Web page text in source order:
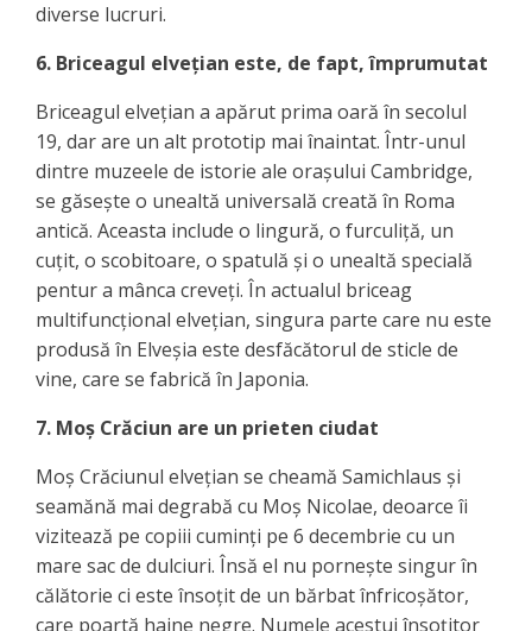
diverse lucruri.
6. Briceagul elvețian este, de fapt, împrumutat
Briceagul elvețian a apărut prima oară în secolul
19, dar are un alt prototip mai înaintat. Într-unul
dintre muzeele de istorie ale orașului Cambridge,
se găsește o unealtă universală creată în Roma
antică. Aceasta include o lingură, o furculiță, un
cuțit, o scobitoare, o spatulă și o unealtă specială
pentur a mânca creveți. În actualul briceag
multifuncțional elvețian, singura parte care nu este
produsă în Elveșia este desfăcătorul de sticle de
vine, care se fabrică în Japonia.
7. Moș Crăciun are un prieten ciudat
Moș Crăciunul elvețian se cheamă Samichlaus și
seamănă mai degrabă cu Moș Nicolae, deoarce îi
vizitează pe copiii cuminți pe 6 decembrie cu un
mare sac de dulciuri. Însă el nu pornește singur în
călătorie ci este însoțit de un bărbat înfricoșător,
care poartă haine negre. Numele acestui însoțitor